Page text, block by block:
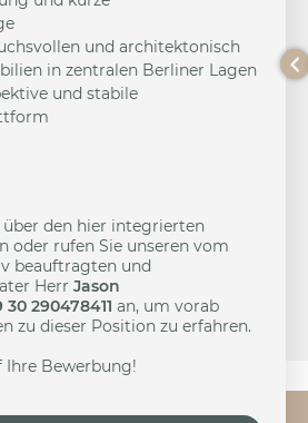
und architektonisch
in zentralen Berliner Lagen
und stabile
über den hier integrierten
oder rufen Sie unseren vom
beauftragten und
Herr Jason
30 290478411 an, um vorab
zu dieser Position zu erfahren.
Bewerbung!